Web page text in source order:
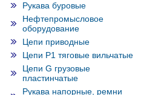
Рукава буровые
Нефтепромысловое
оборудование
Цепи приводные
Цепи Р1 тяговые вильчатые
Цепи G грузовые
пластинчатые
Рукава напорные, ремни